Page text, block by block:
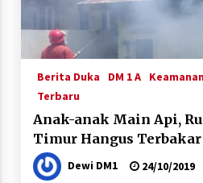
Berita Duka DM 1 A
Terbaru
Anak-anak Main Api,
Timur Hangus Terbakar
Dewi DM1 24/10/2019